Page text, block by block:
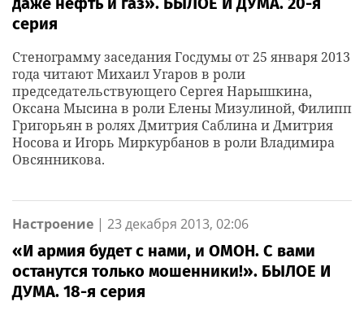
серия
Стенограмму заседания Госдумы от 25 января 2013
года читают Михаил Угаров в роли
председательствующего Сергея Нарышкина,
Оксана Мысина в роли Елены Мизулиной, Филипп
Григорьян в ролях Дмитрия Саблина и Дмитрия
Носова и Игорь Миркурбанов в роли Владимира
Овсянникова.
Настроение | 23 декабря 2013, 02:06
«И армия будет с нами, и ОМОН. С вами
останутся только мошенники!». БЫЛОЕ И
ДУМА. 18-я серия